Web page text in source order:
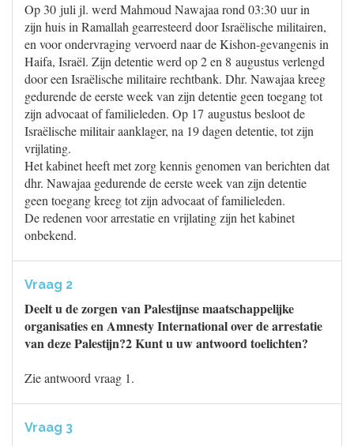
Op 30 juli jl. werd Mahmoud Nawajaa rond 03:30 uur in
zijn huis in Ramallah gearresteerd door Israëlische militairen,
en voor ondervraging vervoerd naar de Kishon-gevangenis in
Haifa, Israël. Zijn detentie werd op 2 en 8 augustus verlengd
door een Israëlische militaire rechtbank. Dhr. Nawajaa kreeg
gedurende de eerste week van zijn detentie geen toegang tot
zijn advocaat of familieleden. Op 17 augustus besloot de
Israëlische militair aanklager, na 19 dagen detentie, tot zijn
vrijlating.
Het kabinet heeft met zorg kennis genomen van berichten dat
dhr. Nawajaa gedurende de eerste week van zijn detentie
geen toegang kreeg tot zijn advocaat of familieleden.
De redenen voor arrestatie en vrijlating zijn het kabinet
onbekend.
Vraag 2
Deelt u de zorgen van Palestijnse maatschappelijke
organisaties en Amnesty International over de arrestatie
van deze Palestijn?2 Kunt u uw antwoord toelichten?
Zie antwoord vraag 1.
Vraag 3